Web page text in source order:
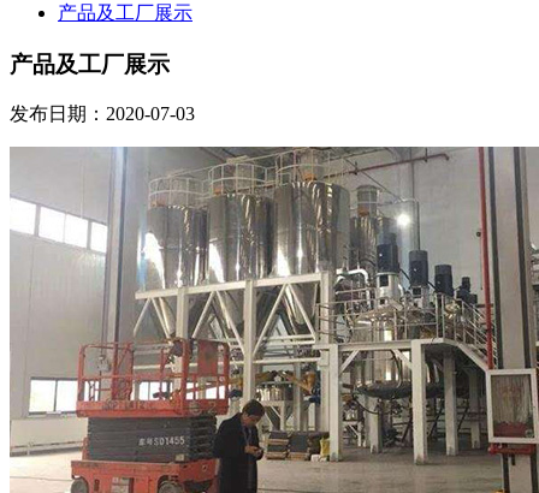
产品及工厂展示
产品及工厂展示
发布日期：2020-07-03